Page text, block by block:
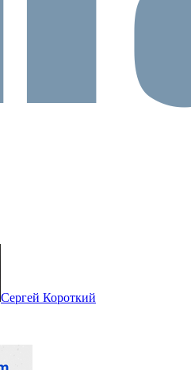
Сергей Короткий